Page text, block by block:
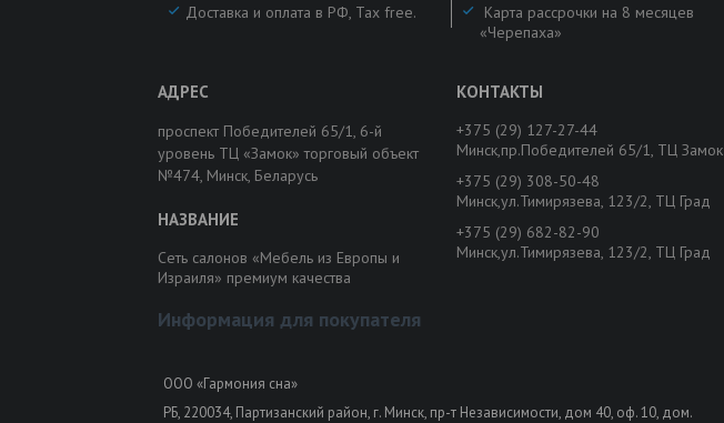
Доставка и оплата в РФ, Tax free.
Карта рассрочки на 8 месяцев
«Черепаха»
проспект Победителей 65/1, 6-й
уровень ТЦ «Замок» торговый объект
№474, Минск, Беларусь
Сеть салонов «Мебель из Европы и
Израиля» премиум качества
+375 (29) 127-27-44
Минск,пр.Победителей 65/1, ТЦ Замок
+375 (29) 308-50-48
Минск,ул.Тимирязева, 123/2, ТЦ Град
+375 (29) 682-82-90
Минск,ул.Тимирязева, 123/2, ТЦ Град
Информация для покупателя
ООО «Гармония сна»
РБ, 220034, Партизанский район, г. Минск, пр-т Независимости, дом 40, оф. 10, дом.